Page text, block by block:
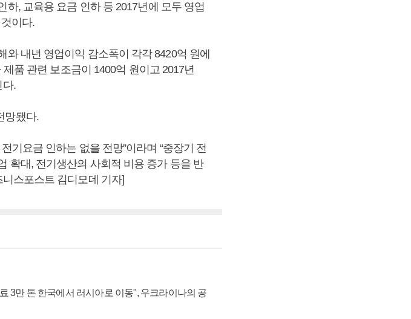
, 교육용 요금 인하 등 2017년에 모두 영업
이다.
내년 영업이익 감소폭이 각각 8420억 원에
품 관련 보조금이 1400억 원이고 2017년
다.
망됐다.
기요금 인하는 없을 전망”이라며 “중장기 전
확대, 전기생산의 사회적 비용 증가 등을 반
스포스트 김디모데 기자]
3만 톤 한국에서 러시아로 이동", 우크라이나의 공